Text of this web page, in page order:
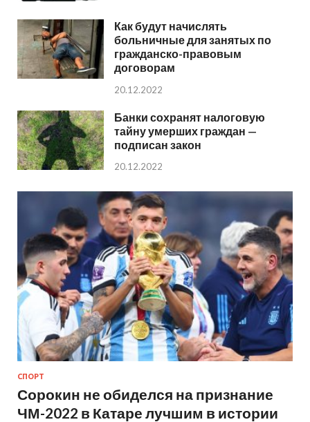
Как будут начислять
больничные для занятых по
гражданско-правовым
договорам
20.12.2022
Банки сохранят налоговую
тайну умерших граждан —
подписан закон
20.12.2022
СПОРТ
Сорокин не обиделся на признание
ЧМ-2022 в Катаре лучшим в истории